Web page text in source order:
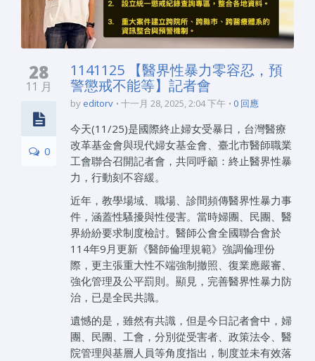
28
11 月
0
1141125 【醫界性暴力零容忍，預
警懲戒不能等】記者會
by editorv 十一月 28, 2025, 2:04 下午 0 回應
今天(11/25)是國際終止婦女受暴日，台灣醫療
改革基金會與現代婦女基金會、臺北市醫師職業
工會聯合召開記者會，共同呼籲：終止醫界性暴
力，行動刻不容緩。
近年，教學場域、職場、診間頻傳醫界性暴力事
件，涵蓋性騷擾與性侵害。當時婦團、民團、醫
界紛紛要求制度檢討。醫師公會全國聯合會於
114年9月更新《醫師倫理規範》強調倫理份
際，更主張重大性不端強制撤照、復業應嚴審、
強化管理及公平罰則。顯見，完善醫界性暴力防
治，已是全民共識。
遺憾的是，雖然有共識，但是今日記者會中，婦
團、民團、工會，分別從受害者、政策法令、醫
院管理與基層人員等角度指出，制度並未有效落